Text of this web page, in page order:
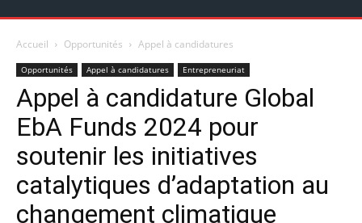
Accueil Opportunités Appel à candidatures
Opportunités Appel à candidatures Entrepreneuriat
Appel à candidature Global
EbA Funds 2024 pour
soutenir les initiatives
catalytiques d’adaptation au
changement climatique